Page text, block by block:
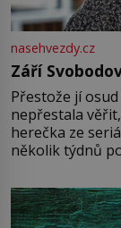
nasehvezdy.cz
Září
Přestože jí
nepřestala věřit, že
herečka ze
několik týdnů